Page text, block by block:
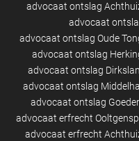
advocaat ontslag
advocaat
advocaat ontslag Oude
advocaat ontslag
advocaat ontslag
advocaat ontslag
advocaat ontslag
advocaat erfrecht
advocaat erfrecht